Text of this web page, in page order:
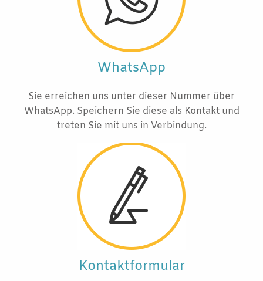
WhatsApp
Sie erreichen uns unter dieser Nummer über
WhatsApp. Speichern Sie diese als Kontakt und
treten Sie mit uns in Verbindung.
Kontaktformular